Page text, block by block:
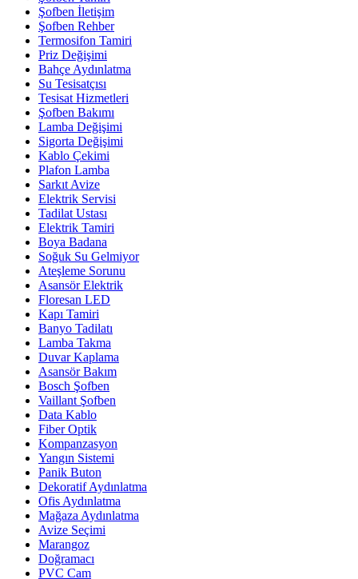
Şofben İletişim
Şofben Rehber
Termosifon Tamiri
Priz Değişimi
Bahçe Aydınlatma
Su Tesisatçısı
Tesisat Hizmetleri
Şofben Bakımı
Lamba Değişimi
Sigorta Değişimi
Kablo Çekimi
Plafon Lamba
Sarkıt Avize
Elektrik Servisi
Tadilat Ustası
Elektrik Tamiri
Boya Badana
Soğuk Su Gelmiyor
Ateşleme Sorunu
Asansör Elektrik
Floresan LED
Kapı Tamiri
Banyo Tadilatı
Lamba Takma
Duvar Kaplama
Asansör Bakım
Bosch Şofben
Vaillant Şofben
Data Kablo
Fiber Optik
Kompanzasyon
Yangın Sistemi
Panik Buton
Dekoratif Aydınlatma
Ofis Aydınlatma
Mağaza Aydınlatma
Avize Seçimi
Marangoz
Doğramacı
PVC Cam